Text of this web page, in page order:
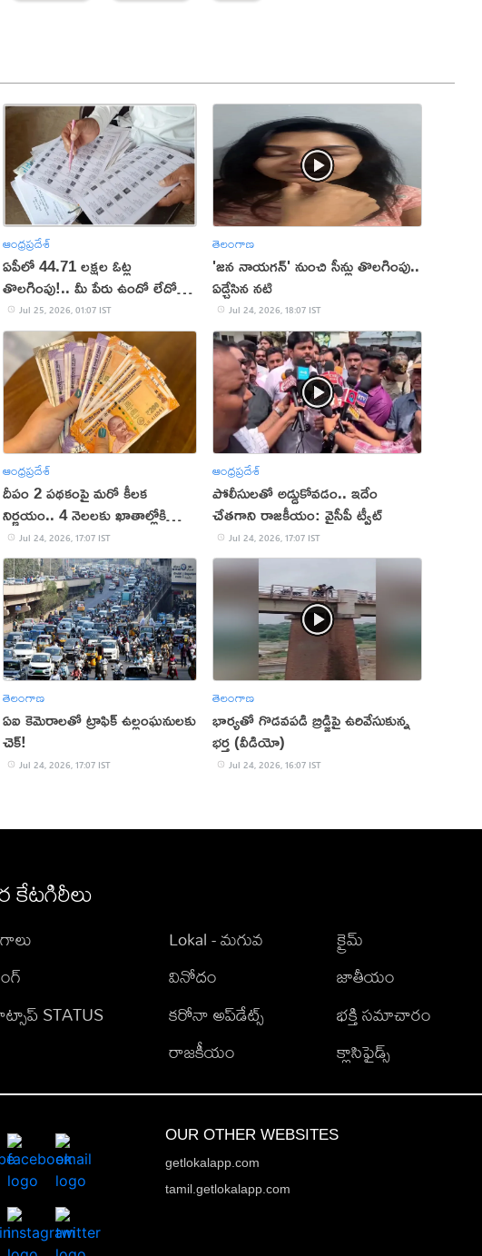
ఆంధ్రప్రదేశ్
ఏపీలో 44.71 లక్షల ఓట్ల
తొలగింపు!.. మీ పేరు ఉందో లేదో
చెక్ చేసుకోండి!
Jul 25, 2026, 01:07 IST
తెలంగాణ
'జన నాయగన్' నుంచి సీన్లు తొలగింపు..
ఏడ్చేసిన నటి
Jul 24, 2026, 18:07 IST
ఆంధ్రప్రదేశ్
దీపం 2 పథకంపై మరో కీలక
నిర్ణయం.. 4 నెలలకు ఖాతాల్లోకి
డబ్బులు
Jul 24, 2026, 17:07 IST
ఆంధ్రప్రదేశ్
పోలీసులతో అడ్డుకోవడం.. ఇదేం
చేతగాని రాజకీయం: వైసీపీ ట్వీట్
Jul 24, 2026, 17:07 IST
తెలంగాణ
ఏఐ కెమెరాలతో ట్రాఫిక్ ఉల్లంఘనులకు
చెక్!
Jul 24, 2026, 17:07 IST
తెలంగాణ
భార్యతో గొడవపడి బ్రిడ్జిపై ఉరివేసుకున్న
భర్త (వీడియో)
Jul 24, 2026, 16:07 IST
కేటగిరీలు
STATUS
Lokal - మగువ
వినోదం
కరోనా అప్‌డేట్స్
రాజకీయం
క్రైమ్
జాతీయం
భక్తి సమాచారం
క్లాసిఫైడ్స్
OUR OTHER WEBSITES
getlokalapp.com
tamil.getlokalapp.com